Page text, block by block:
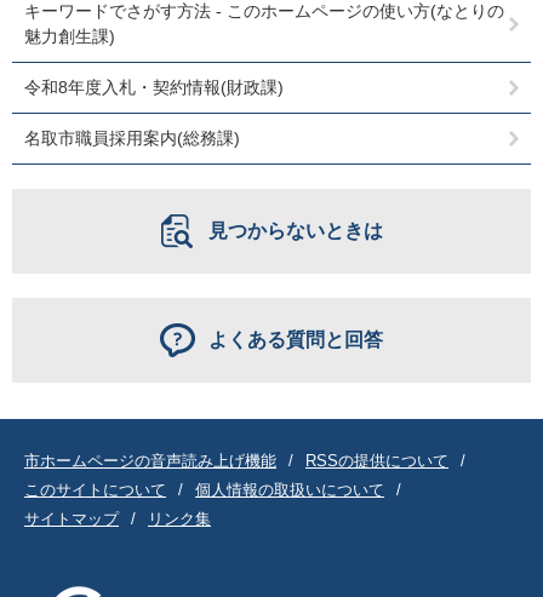
キーワードでさがす方法 - このホームページの使い方(なとりの
魅力創生課)
令和8年度入札・契約情報(財政課)
名取市職員採用案内(総務課)
見つからないときは
よくある質問と回答
市ホームページの音声読み上げ機能
RSSの提供について
このサイトについて
個人情報の取扱いについて
サイトマップ
リンク集